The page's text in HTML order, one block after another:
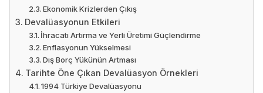
Ekonomik Krizlerden Çıkış
Devalüasyonun Etkileri
İhracatı Artırma ve Yerli Üretimi Güçlendirme
Enflasyonun Yükselmesi
Dış Borç Yükünün Artması
Tarihte Öne Çıkan Devalüasyon Örnekleri
1994 Türkiye Devalüasyonu